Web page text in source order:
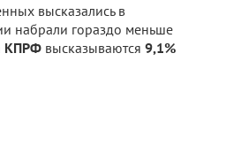
высказались в
набрали гораздо меньше
КПРФ высказываются 9,1%